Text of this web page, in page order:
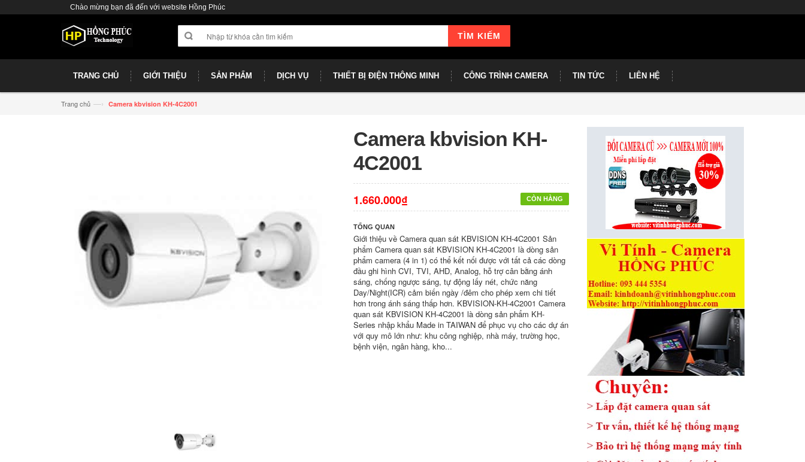
Chào mừng bạn đã đến với website Hồng Phúc
TÌM KIẾM
TRANG CHỦ GIỚI THIỆU SẢN PHẨM DỊCH VỤ THIẾT BỊ ĐIỆN THÔNG MINH CÔNG TRÌNH CAMERA TIN TỨC LIÊN HỆ
Trang chủ —› Camera kbvision KH-4C2001
Camera kbvision KH-
4C2001
CÒN HÀNG
1.660.000₫
TỔNG QUAN
Giới thiệu về Camera quan sát KBVISION KH-4C2001 Sản
phẩm Camera quan sát KBVISION KH-4C2001 là dòng sản
phẩm camera (4 in 1) có thể kết nối được với tất cả các dòng
đầu ghi hình CVI, TVI, AHD, Analog, hỗ trợ cân bằng ánh
sáng, chống ngược sáng, tự động lấy nét, chức năng
Day/Night(ICR) cảm biến ngày /đêm cho phép xem chi tiết
hơn trong ánh sáng thấp hơn. KBVISION-KH-4C2001 Camera
quan sát KBVISION KH-4C2001 là dòng sản phẩm KH-
Series nhập khẩu Made in TAIWAN để phục vụ cho các dự án
với quy mô lớn như: khu công nghiệp, nhà máy, trường học,
bệnh viện, ngân hàng, kho...